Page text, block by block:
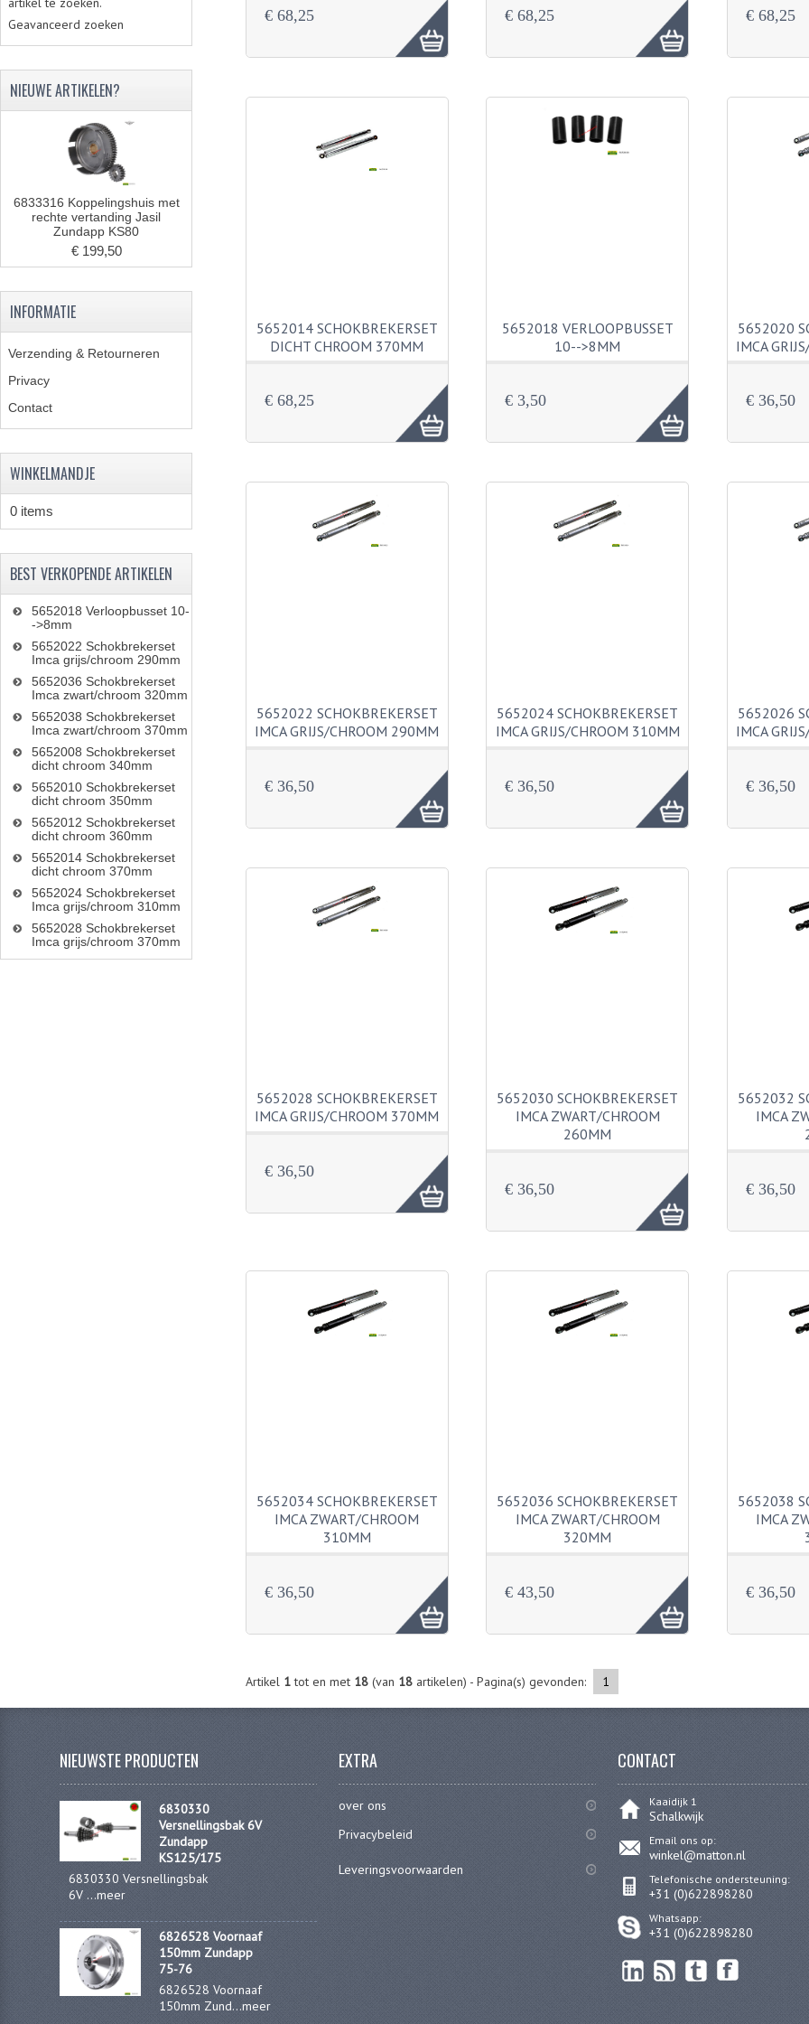
€ 68,25 € 68,25 € 68,25
5652014 SCHOKBREKERSET
DICHT CHROOM 370MM
€ 68,25
5652018 VERLOOPBUSSET
10-->8MM
€ 3,50
5652020
IMCA
€ 36,50
5652022 SCHOKBREKERSET
IMCA GRIJS/CHROOM 290MM
€ 36,50
5652024 SCHOKBREKERSET
IMCA GRIJS/CHROOM 310MM
€ 36,50
5652026
IMCA
€ 36,50
5652028 SCHOKBREKERSET
IMCA GRIJS/CHROOM 370MM
€ 36,50
5652030 SCHOKBREKERSET
IMCA ZWART/CHROOM
260MM
€ 36,50
5652032
IMCA
€ 36,50
5652034 SCHOKBREKERSET
IMCA ZWART/CHROOM
310MM
€ 36,50
5652036 SCHOKBREKERSET
IMCA ZWART/CHROOM
320MM
€ 43,50
5652038
IMCA
€ 36,50
Artikel 1tot en met 18(van 18artikelen) - Pagina(s) gevonden: 1
Geavanceerd zoeken
NIEUWE ARTIKELEN?
6833316 Koppelingshuis met
rechte vertanding Jasil
Zundapp KS80
€ 199,50
INFORMATIE
Verzending & Retourneren
Privacy
Contact
WINKELMANDJE
0 items
BEST VERKOPENDE ARTIKELEN
5652018 Verloopbusset 10-
->8mm
5652022 Schokbrekerset
Imca grijs/chroom 290mm
5652036 Schokbrekerset
Imca zwart/chroom 320mm
5652038 Schokbrekerset
Imca zwart/chroom 370mm
5652008 Schokbrekerset
dicht chroom 340mm
5652010 Schokbrekerset
dicht chroom 350mm
5652012 Schokbrekerset
dicht chroom 360mm
5652014 Schokbrekerset
dicht chroom 370mm
5652024 Schokbrekerset
Imca grijs/chroom 310mm
5652028 Schokbrekerset
Imca grijs/chroom 370mm
NIEUWSTE PRODUCTEN
6830330
Versnellingsbak 6V
Zundapp
KS125/175
6830330 Versnellingsbak
6V ...meer
6826528 Voornaaf
150mm Zundapp
75-76
6826528 Voornaaf
150mm Zund...meer
EXTRA
over ons
Privacybeleid
Leveringsvoorwaarden
CONTACT
Kaaidijk 1
Schalkwijk
Email ons op:
winkel@matton.nl
Telefonische ondersteuning:
+31 (0)622898280
Whatsapp:
+31 (0)622898280